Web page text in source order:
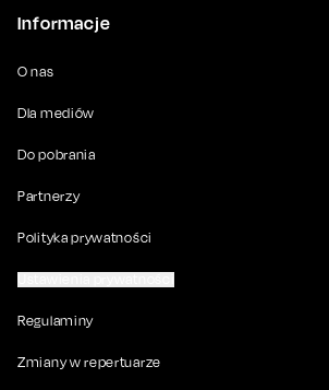
Informacje
O nas
Dla mediów
Do pobrania
Partnerzy
Polityka prywatności
Regulaminy
Zmiany w repertuarze